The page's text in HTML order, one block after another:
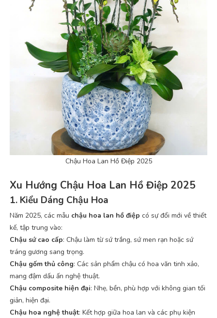
Chậu Hoa Lan Hồ Điệp 2025
Xu Hướng Chậu Hoa Lan Hồ Điệp 2025
1. Kiểu Dáng Chậu Hoa
Năm 2025, các mẫu chậu hoa lan hồ điệp có sự đổi mới về thiết
kế, tập trung vào:
Chậu sứ cao cấp: Chậu làm từ sứ trắng, sứ men rạn hoặc sứ
tráng gương sang trọng.
Chậu gốm thủ công: Các sản phẩm chậu có hoa văn tinh xảo,
mang đậm dấu ấn nghệ thuật.
Chậu composite hiện đại: Nhẹ, bền, phù hợp với không gian tối
giản, hiện đại.
Chậu hoa nghệ thuật: Kết hợp giữa hoa lan và các phụ kiện